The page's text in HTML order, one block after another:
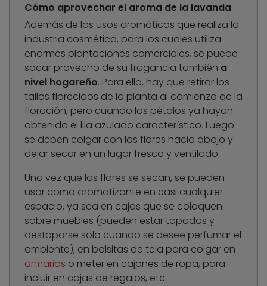
Cómo aprovechar el aroma de la lavanda
Además de los usos aromáticos que realiza la
industria cosmética, para los cuales utiliza
enormes plantaciones comerciales, se puede
sacar provecho de su fragancia también a
nivel hogareño. Para ello, hay que retirar los
tallos florecidos de la planta al comienzo de la
floración, pero cuando los pétalos ya hayan
obtenido el lila azulado característico. Luego
se deben colgar con las flores hacia abajo y
dejar secar en un lugar fresco y ventilado.
Una vez que las flores se secan, se pueden
usar como aromatizante en casi cualquier
espacio, ya sea en cajas que se coloquen
sobre muebles (pueden estar tapadas y
destaparse solo cuando se desee perfumar el
ambiente), en bolsitas de tela para colgar en
armarios o meter en cajones de ropa, para
incluir en cajas de regalos, etc.